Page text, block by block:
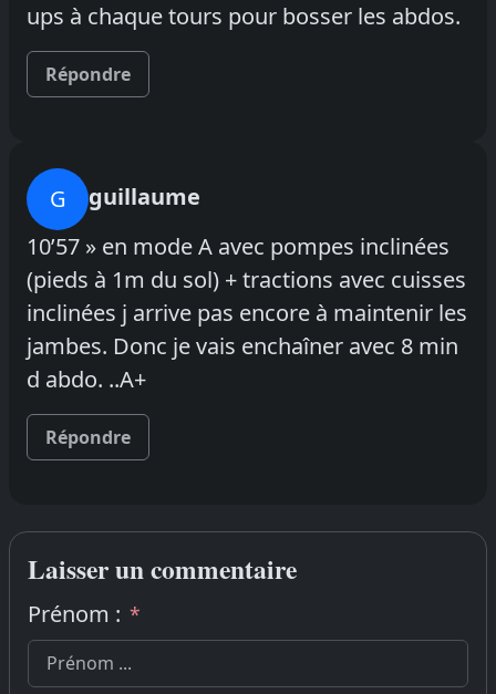
ups à chaque tours pour bosser les abdos.
Répondre
G
guillaume
10’57 » en mode A avec pompes inclinées
(pieds à 1m du sol) + tractions avec cuisses
inclinées j arrive pas encore à maintenir les
jambes. Donc je vais enchaîner avec 8 min
d abdo. ..A+
Répondre
Laisser un commentaire
Prénom : *